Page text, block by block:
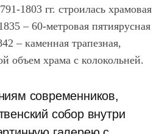
1803 гг. строилась храмовая
– 60-метровая пятиярусная
– каменная трапезная,
объем храма с колокольней.
современников,
собор внутри